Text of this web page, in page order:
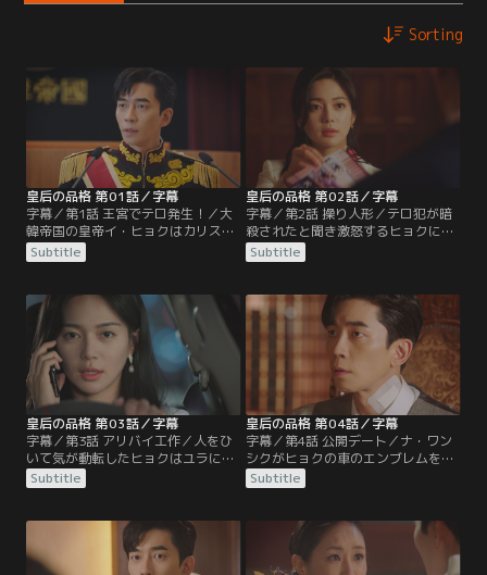
Sorting
皇后の品格 第01話／字幕
字幕／第1話 王宮でテロ発生！／大
韓帝国の皇帝イ・ヒョクはカリスマ
性あふれる国民の人気者。売れない
ミュージカル女優オ・サニーはヒョ
帝との昼食会」が開かれサニーも参
加するが、会の途中でヒョクが参加
者に襲われる。
Subtitle
皇后の品格 第02話／字幕
字幕／第2話 操り人形／テロ犯が暗
殺されたと聞き激怒するヒョクに対
し、皇帝の秘書室長ミン・ユラは暗
殺は太后の仕業で、太后はヒョクの
に操られながら何もできない自分に
憤るヒョクはこっそり王宮を抜け出
す。
Subtitle
皇后の品格 第03話／字幕
字幕／第3話 アリバイ工作／人をひ
いて気が動転したヒョクはユラに言
われるがまま死体を道に捨ててピチ
島を脱出。そこへ王室から電話が入
話があったと言われ、焦ったユラは
アリバイを作るためある作戦を実行
する。
Subtitle
皇后の品格 第04話／字幕
字幕／第4話 公開デート／ナ・ワン
シクがヒョクの車のエンブレムを持
っていると聞いたヒョクはピルジュ
に彼を始末するよう指示。一方、皇
名人になったサニーは実家のチキン
店も大繁盛。そこへ突然ヒョクが現
れる。
Subtitle